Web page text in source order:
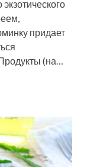
придает
(на…